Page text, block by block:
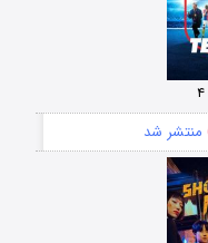
منتشر شد